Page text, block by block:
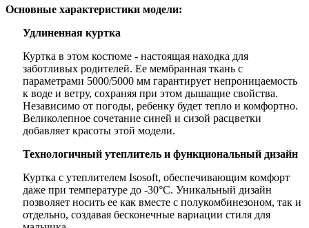
Основные характеристики модели:
Удлиненная куртка
Куртка в этом костюме - настоящая находка для
заботливых родителей. Ее мембранная ткань с
параметрами 5000/5000 мм гарантирует непроницаемость
к воде и ветру, сохраняя при этом дышащие свойства.
Независимо от погоды, ребенку будет тепло и комфортно.
Великолепное сочетание синей и сизой расцветки
добавляет красоты этой модели.
Технологичный утеплитель и функциональный дизайн
Куртка с утеплителем Isosoft, обеспечивающим комфорт
даже при температуре до -30°C. Уникальный дизайн
позволяет носить ее как вместе с полукомбинезоном, так и
отдельно, создавая бесконечные вариации стиля для